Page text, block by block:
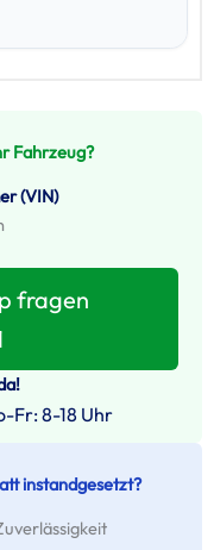
Fahrzeug?
(VIN)
fragen
Fr: 8-18 Uhr
instandgesetzt?